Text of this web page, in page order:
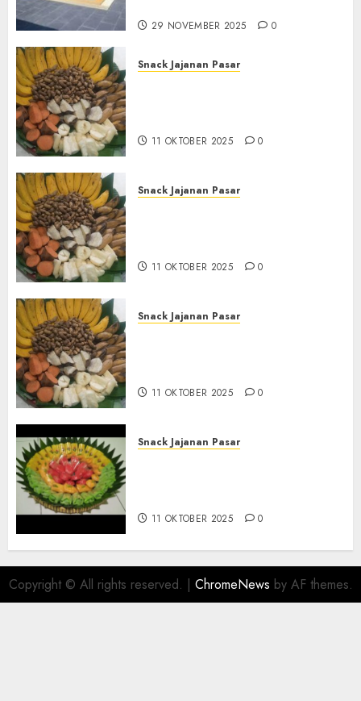
29 NOVEMBER 2025 0
Snack Jajanan Pasar
11 OKTOBER 2025 0
Snack Jajanan Pasar
11 OKTOBER 2025 0
Snack Jajanan Pasar
11 OKTOBER 2025 0
Snack Jajanan Pasar
11 OKTOBER 2025 0
Copyright © All rights reserved. | ChromeNews by AF themes.